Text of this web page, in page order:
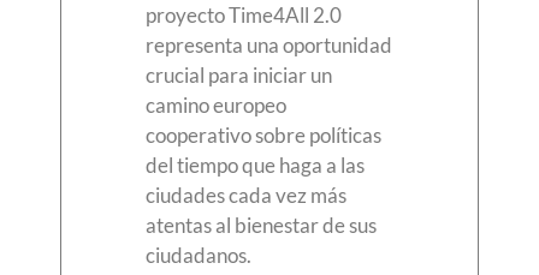
proyecto Time4All 2.0
representa una oportunidad
crucial para iniciar un
camino europeo
cooperativo sobre políticas
del tiempo que haga a las
ciudades cada vez más
atentas al bienestar de sus
ciudadanos.